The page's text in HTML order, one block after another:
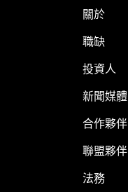
關於
職缺
投資人
新聞媒體
合作夥伴
聯盟夥伴
法務